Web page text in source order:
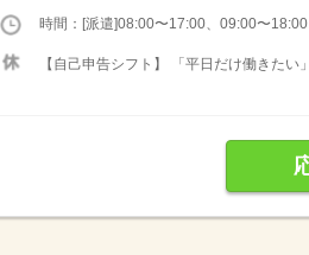
時間：[派遣]08:00〜17:00、09:00〜
【自己申告シフト】 「平日だけ働きたい